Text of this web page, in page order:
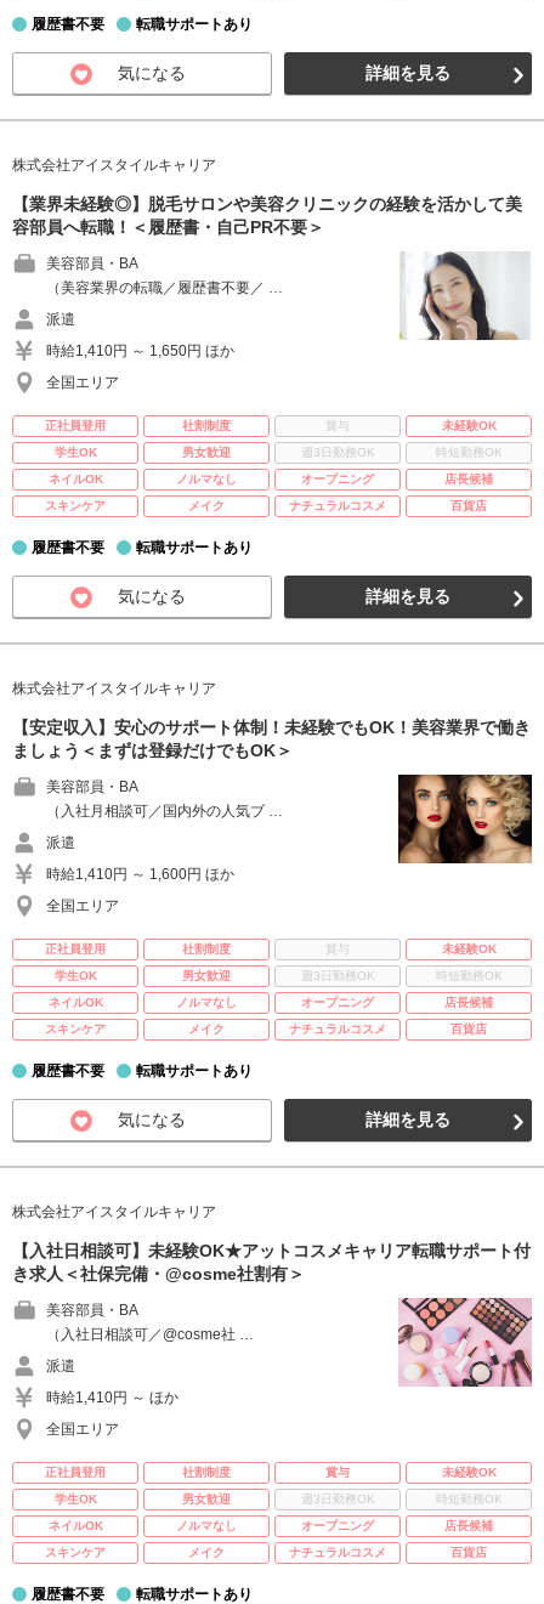
履歴書不要 転職サポートあり
気になる 詳細を見る
株式会社アイスタイルキャリア
【業界未経験◎】脱毛サロンや美容クリニックの経験を活かして美
容部員へ転職！＜履歴書・自己PR不要＞
美容部員・BA
（美容業界の転職／履歴書不要／ …
派遣
時給1,410円 ～ 1,650円 ほか
全国エリア
正社員登用 社割制度 賞与
未経験OK
学生OK
男女歓迎 週3日勤務OK
時短勤務OK
ネイルOK
ノルマなし オープニング
店長候補
スキンケア
メイク ナチュラルコスメ 百貨店
履歴書不要 転職サポートあり
気になる 詳細を見る
株式会社アイスタイルキャリア
【安定収入】安心のサポート体制！未経験でもOK！美容業界で働き
ましょう＜まずは登録だけでもOK＞
美容部員・BA
（入社月相談可／国内外の人気ブ …
派遣
時給1,410円 ～ 1,600円 ほか
全国エリア
正社員登用 社割制度 賞与
未経験OK
学生OK
男女歓迎 週3日勤務OK
時短勤務OK
ネイルOK
ノルマなし オープニング
店長候補
スキンケア
メイク ナチュラルコスメ 百貨店
履歴書不要 転職サポートあり
気になる 詳細を見る
株式会社アイスタイルキャリア
【入社日相談可】未経験OK★アットコスメキャリア転職サポート付
き求人＜社保完備・@cosme社割有＞
美容部員・BA
（入社日相談可／@cosme社 …
派遣
時給1,410円 ～ ほか
全国エリア
正社員登用 社割制度 賞与
未経験OK
学生OK
男女歓迎 週3日勤務OK
時短勤務OK
ネイルOK
ノルマなし オープニング
店長候補
スキンケア
メイク ナチュラルコスメ 百貨店
履歴書不要 転職サポートあり